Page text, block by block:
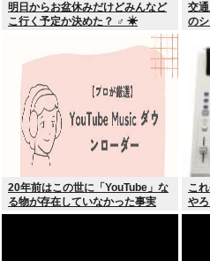
明日からお盆休みだけどみんなど
こ行く予定か決めた？ ‍♂ ☀
交
の
20年前はこの世に「YouTube」な
る物が存在していなかった事実
こ
や